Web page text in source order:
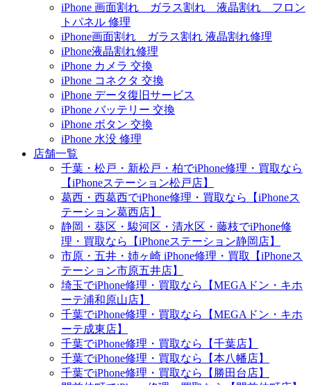
iPhone 画面割れ ガラス割れ 液晶割れ フロン
トパネル 修理
iPhone画面割れ ガラス割れ 液晶割れ修理
iPhone液晶割れ修理
iPhone カメラ 交換
iPhone コネクタ 交換
iPhone データ復旧サービス
iPhone バッテリー 交換
iPhone ボタン 交換
iPhone 水没 修理
店舗一覧
千葉・松戸・新松戸・柏でiPhone修理・買取なら
【iPhoneステーション松戸店】
葛西・西葛西でiPhone修理・買取なら【iPhoneス
テーション葛西店】
静岡・葵区・駿河区・清水区・藤枝でiPhone修
理・買取なら【iPhoneステーション静岡店】
市原・五井・姉ヶ崎 iPhone修理・買取【iPhoneス
テーション市原五井店】
埼玉でiPhone修理・買取なら【MEGAドン・キホ
ーテ浦和原山店】
千葉でiPhone修理・買取なら【MEGAドン・キホ
ーテ成東店】
千葉でiPhone修理・買取なら【千葉店】
千葉でiPhone修理・買取なら【本八幡店】
千葉でiPhone修理・買取なら【勝田台店】